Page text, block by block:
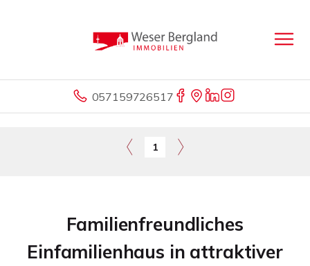
057159726517
1
Familienfreundliches
Einfamilienhaus in attraktiver